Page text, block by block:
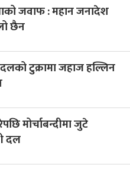
जवाफ : महान जनादेश
छैन
टुक्रामा जहाज हल्लिन
मोर्चाबन्दीमा जुटे
दल